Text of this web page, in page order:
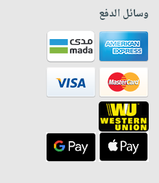
وسائل الدفع